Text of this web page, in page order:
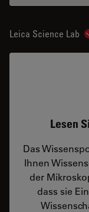
Leica Science Lab
Lesen
Das
Ihnen
der
dass sie